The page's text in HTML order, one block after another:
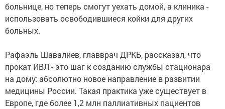
больнице, но теперь смогут уехать домой, а клиника -
использовать освободившиеся койки для других
больных.
Рафаэль Шавалиев, главврач ДРКБ, рассказал, что
прокат ИВЛ - это шаг к созданию службы стационара
на дому: абсолютно новое направление в развитии
медицины России. Такая практика уже существует в
Европе, где более 1,2 млн паллиативных пациентов